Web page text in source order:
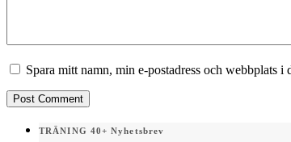
Spara mitt namn, min e-postadress och webbplats
TRÄNING 40+ Nyhetsbrev